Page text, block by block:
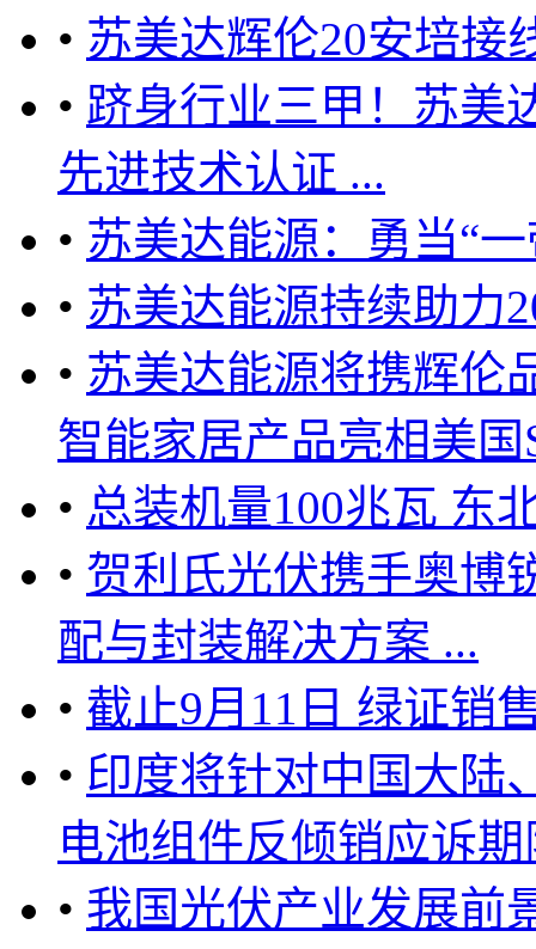
• 苏美达辉伦20安培接
• 跻身行业三甲！苏美
先进技术认证 ...
• 苏美达能源：勇当“
• 苏美达能源持续助力
• 苏美达能源将携辉伦
智能家居产品亮相美国
• 总装机量100兆瓦 东
• 贺利氏光伏携手奥博
配与封装解决方案 ...
• 截止9月11日 绿证销
• 印度将针对中国大陆
电池组件反倾销应诉
• 我国光伏产业发展前